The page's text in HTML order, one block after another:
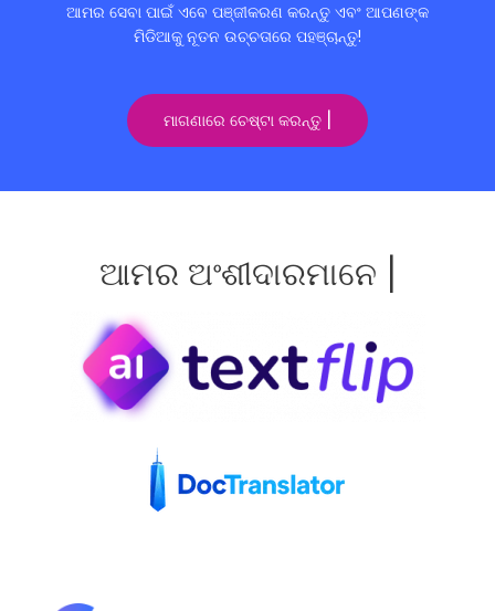
ଆମର ସେବା ପାଇଁ ଏବେ ପଞ୍ଜୀକରଣ କରନ୍ତୁ ଏବଂ ଆପଣଙ୍କ
ମିଡିଆକୁ ନୂତନ ଉଚ୍ଚତାରେ ପହଞ୍ଚାନ୍ତୁ!
ମାଗଣାରେ ଚେଷ୍ଟା କରନ୍ତୁ |
ଆମର ଅଂଶୀଦାରମାନେ |